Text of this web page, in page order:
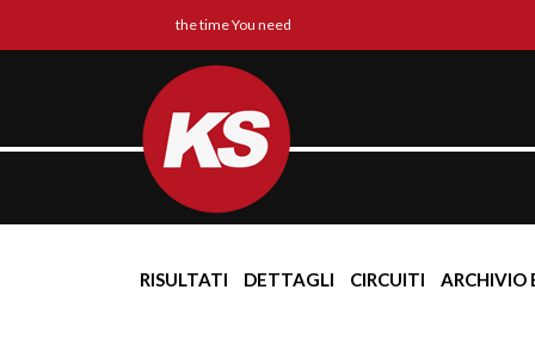
the time You need
RISULTATI DETTAGLI CIRCUITI ARCHIVIO